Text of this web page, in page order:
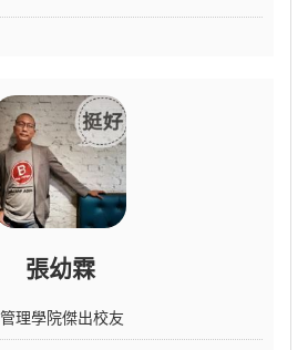
張幼霖
理學院傑出校友